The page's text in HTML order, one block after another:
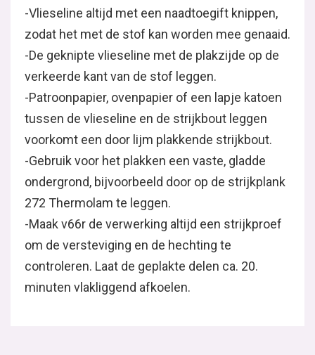
-Vlieseline altijd met een naadtoegift knippen,
zodat het met de stof kan worden mee genaaid.
-De geknipte vlieseline met de plakzijde op de
verkeerde kant van de stof leggen.
-Patroonpapier, ovenpapier of een lapje katoen
tussen de vlieseline en de strijkbout leggen
voorkomt een door lijm plakkende strijkbout.
-Gebruik voor het plakken een vaste, gladde
ondergrond, bijvoorbeeld door op de strijkplank
272 Thermolam te leggen.
-Maak v66r de verwerking altijd een strijkproef
om de versteviging en de hechting te
controleren. Laat de geplakte delen ca. 20.
minuten vlakliggend afkoelen.